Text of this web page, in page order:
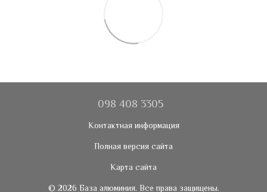
098 408 3305
Контактная информация
Полная версия сайта
Карта сайта
© 2026 База алюминия. Все права защищены.